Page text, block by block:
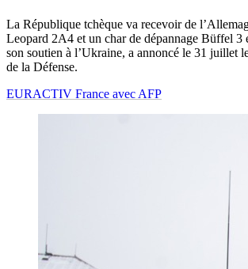
La République tchèque va recevoir de
Leopard 2A4 et un char de dépannage Büffel 3
son soutien à l’Ukraine, a annoncé le 31 juillet
de la Défense.
EURACTIV France avec AFP